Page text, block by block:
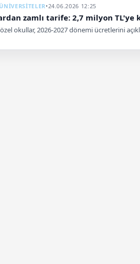
•24.06.2026 12:25
zamlı tarife: 2,7 milyon TL'ye
okullar, 2026-2027 dönemi ücretlerini